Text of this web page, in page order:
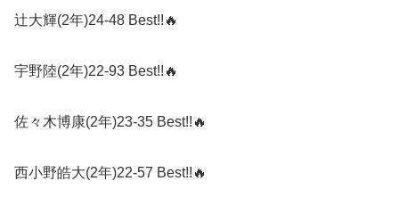
辻大輝(2年)24-48 Best!! 🔥
宇野陸(2年)22-93 Best!! 🔥
佐々木博康(2年)23-35 Best!! 🔥
西小野皓大(2年)22-57 Best!! 🔥